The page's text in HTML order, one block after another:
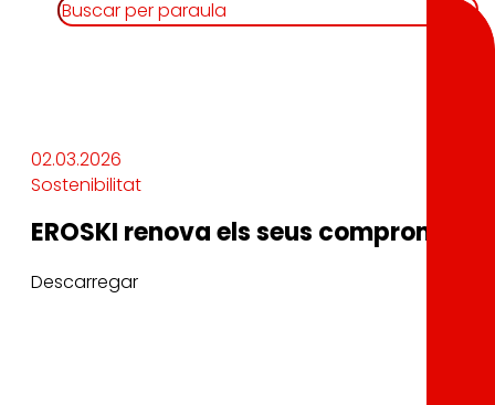
02.03.2026
Sostenibilitat
EROSKI renova els seus
Descarregar